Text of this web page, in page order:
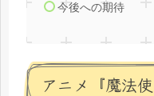
今後への期待
アニメ『魔法